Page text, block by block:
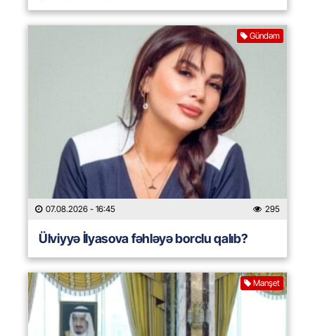
Gündəm
07.08.2026 - 16:45 295
Ülviyyə İlyasova fəhləyə borclu qalıb?
Manşet